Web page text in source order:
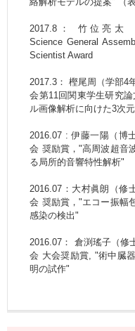
2017.8： 竹位亮太
Science General
Scientist Award
2017.3： 樫尾周（学部4
会第11回関東学生研究
ル画像解析に向けた3次
2016.07 : 伊藤一陽（博
会 奨励賞，"高周波超音
る局所的音響特性解析"
2016.07：大村眞朗（修
会 奨励賞，"エコー振幅
感染の検出"
2016.07： 倉渕瑤子（
会 大会奨励賞, "術中臓
明の試作"